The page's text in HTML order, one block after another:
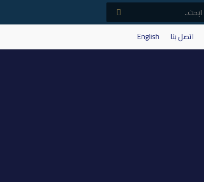
اتصل بنا English